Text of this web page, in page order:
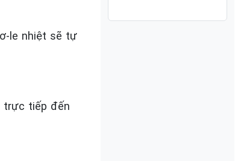
le nhiệt sẽ tự
trực tiếp đến